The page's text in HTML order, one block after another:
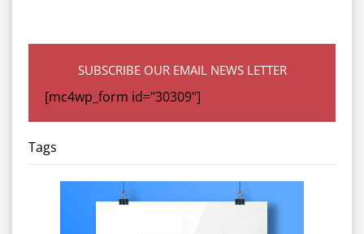
SUBSCRIBE OUR EMAIL NEWS LETTER
[mc4wp_form id="30309"]
Tags